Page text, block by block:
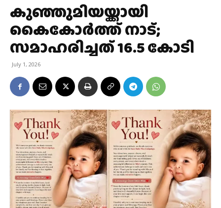
കുഞ്ഞുമിയയ്ക്കായി
കൈകോര്‍ത്ത് നാട്;
സമാഹരിച്ചത് 16.5 കോടി
July 1, 2026